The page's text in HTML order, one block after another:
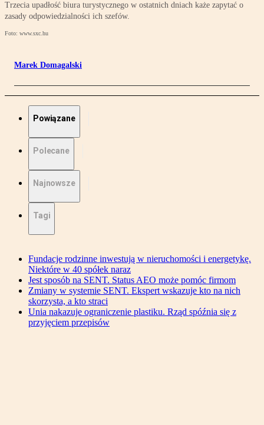
Trzecia upadłość biura turystycznego w ostatnich dniach każe zapytać o
zasady odpowiedzialności ich szefów.
Foto: www.sxc.hu
Marek Domagalski
Powiązane
Polecane
Najnowsze
Tagi
Fundacje rodzinne inwestują w nieruchomości i energetykę.
Niektóre w 40 spółek naraz
Jest sposób na SENT. Status AEO może pomóc firmom
Zmiany w systemie SENT. Ekspert wskazuje kto na nich
skorzysta, a kto straci
Unia nakazuje ograniczenie plastiku. Rząd spóźnia się z
przyjęciem przepisów